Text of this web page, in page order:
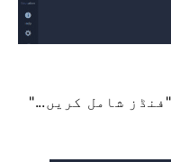
شامل کریں..."